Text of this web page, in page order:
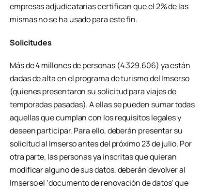
empresas adjudicatarias certifican que el 2% de las
mismas no se ha usado para este fin.
Solicitudes
Más de 4 millones de personas (4.329.606) ya están
dadas de alta en el programa de turismo del Imserso
(quienes presentaron su solicitud para viajes de
temporadas pasadas). A ellas se pueden sumar todas
aquellas que cumplan con los requisitos legales y
deseen participar. Para ello, deberán presentar su
solicitud al Imserso antes del próximo 23 de julio. Por
otra parte, las personas ya inscritas que quieran
modificar alguno de sus datos, deberán devolver al
Imserso el ‘documento de renovación de datos’ que